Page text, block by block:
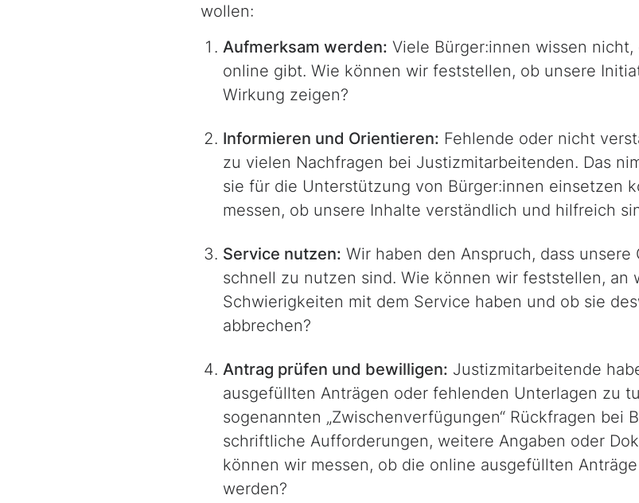
wollen:
Aufmerksam werden: Viele Bürger:innen wissen
online gibt. Wie können wir feststellen, ob unsere
Wirkung zeigen?
Informieren und Orientieren: Fehlende oder nicht
zu vielen Nachfragen bei Justizmitarbeitenden. Das
sie für die Unterstützung von Bürger:innen einsetzen
messen, ob unsere Inhalte verständlich und hilfreich
Service nutzen: Wir haben den Anspruch, dass
schnell zu nutzen sind. Wie können wir feststellen, an
Schwierigkeiten mit dem Service haben und ob sie
abbrechen?
Antrag prüfen und bewilligen: Justizmitarbeitende
ausgefüllten Anträgen oder fehlenden Unterlagen zu
sogenannten „Zwischenverfügungen“ Rückfragen bei
schriftliche Aufforderungen, weitere Angaben oder
können wir messen, ob die online ausgefüllten
werden?